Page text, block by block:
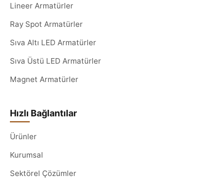
Lineer Armatürler
Ray Spot Armatürler
Sıva Altı LED Armatürler
Sıva Üstü LED Armatürler
Magnet Armatürler
Hızlı Bağlantılar
Ürünler
Kurumsal
Sektörel Çözümler